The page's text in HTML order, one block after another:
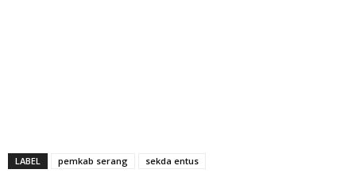
LABEL pemkab serang sekda entus